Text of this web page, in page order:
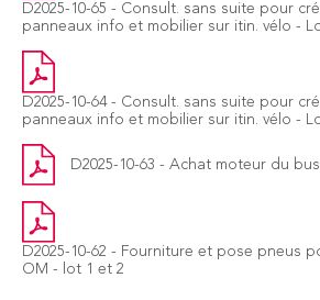
D2025-10-65 - Consult. sans suite pour
panneaux info et mobilier sur itin. vélo -
D2025-10-64 - Consult. sans suite pour
panneaux info et mobilier sur itin. vélo -
D2025-10-63 - Achat moteur du bus
D2025-10-62 - Fourniture et pose pneus
OM - lot 1 et 2